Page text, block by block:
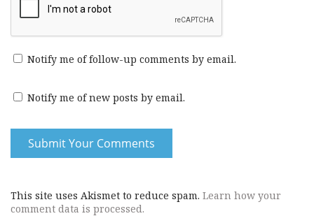
Notify me of follow-up comments by email.
Notify me of new posts by email.
This site uses Akismet to reduce spam. Learn how your
comment data is processed.